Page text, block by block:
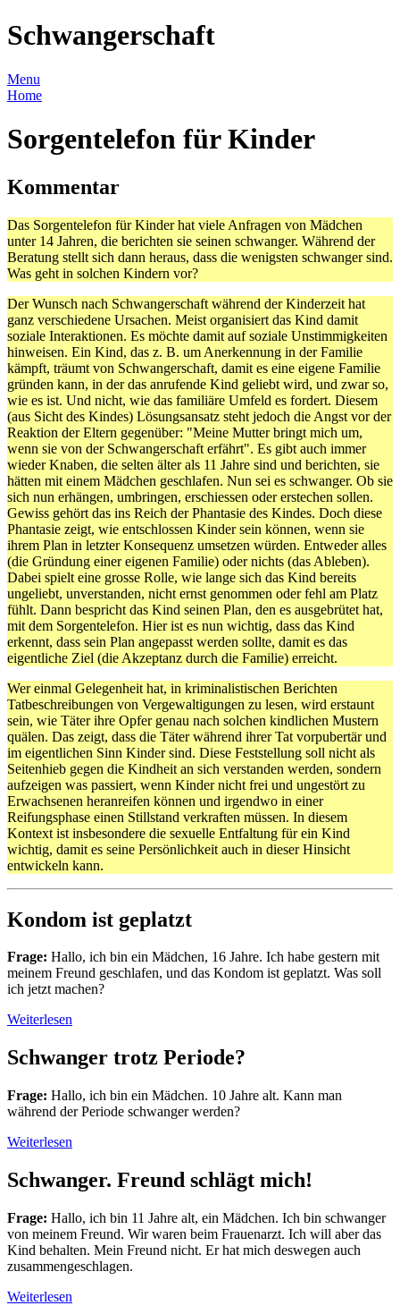
Schwangerschaft
Menu
Home
Sorgentelefon für Kinder
Kommentar
Das Sorgentelefon für Kinder hat viele Anfragen von Mädchen
unter 14 Jahren, die berichten sie seinen schwanger. Während der
Beratung stellt sich dann heraus, dass die wenigsten schwanger sind.
Was geht in solchen Kindern vor?
Der Wunsch nach Schwangerschaft während der Kinderzeit hat
ganz verschiedene Ursachen. Meist organisiert das Kind damit
soziale Interaktionen. Es möchte damit auf soziale Unstimmigkeiten
hinweisen. Ein Kind, das z. B. um Anerkennung in der Familie
kämpft, träumt von Schwangerschaft, damit es eine eigene Familie
gründen kann, in der das anrufende Kind geliebt wird, und zwar so,
wie es ist. Und nicht, wie das familiäre Umfeld es fordert. Diesem
(aus Sicht des Kindes) Lösungsansatz steht jedoch die Angst vor der
Reaktion der Eltern gegenüber: "Meine Mutter bringt mich um,
wenn sie von der Schwangerschaft erfährt". Es gibt auch immer
wieder Knaben, die selten älter als 11 Jahre sind und berichten, sie
hätten mit einem Mädchen geschlafen. Nun sei es schwanger. Ob sie
sich nun erhängen, umbringen, erschiessen oder erstechen sollen.
Gewiss gehört das ins Reich der Phantasie des Kindes. Doch diese
Phantasie zeigt, wie entschlossen Kinder sein können, wenn sie
ihrem Plan in letzter Konsequenz umsetzen würden. Entweder alles
(die Gründung einer eigenen Familie) oder nichts (das Ableben).
Dabei spielt eine grosse Rolle, wie lange sich das Kind bereits
ungeliebt, unverstanden, nicht ernst genommen oder fehl am Platz
fühlt. Dann bespricht das Kind seinen Plan, den es ausgebrütet hat,
mit dem Sorgentelefon. Hier ist es nun wichtig, dass das Kind
erkennt, dass sein Plan angepasst werden sollte, damit es das
eigentliche Ziel (die Akzeptanz durch die Familie) erreicht.
Wer einmal Gelegenheit hat, in kriminalistischen Berichten
Tatbeschreibungen von Vergewaltigungen zu lesen, wird erstaunt
sein, wie Täter ihre Opfer genau nach solchen kindlichen Mustern
quälen. Das zeigt, dass die Täter während ihrer Tat vorpubertär und
im eigentlichen Sinn Kinder sind. Diese Feststellung soll nicht als
Seitenhieb gegen die Kindheit an sich verstanden werden, sondern
aufzeigen was passiert, wenn Kinder nicht frei und ungestört zu
Erwachsenen heranreifen können und irgendwo in einer
Reifungsphase einen Stillstand verkraften müssen. In diesem
Kontext ist insbesondere die sexuelle Entfaltung für ein Kind
wichtig, damit es seine Persönlichkeit auch in dieser Hinsicht
entwickeln kann.
Kondom ist geplatzt
Frage: Hallo, ich bin ein Mädchen, 16 Jahre. Ich habe gestern mit
meinem Freund geschlafen, und das Kondom ist geplatzt. Was soll
ich jetzt machen?
Weiterlesen
Schwanger trotz Periode?
Frage: Hallo, ich bin ein Mädchen. 10 Jahre alt. Kann man
während der Periode schwanger werden?
Weiterlesen
Schwanger. Freund schlägt mich!
Frage: Hallo, ich bin 11 Jahre alt, ein Mädchen. Ich bin schwanger
von meinem Freund. Wir waren beim Frauenarzt. Ich will aber das
Kind behalten. Mein Freund nicht. Er hat mich deswegen auch
zusammengeschlagen.
Weiterlesen